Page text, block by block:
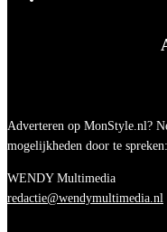
Adverteren op MonStyle.nl?
mogelijkheden door te spreken:
WENDY Multimedia
redactie@wendymultimedia.nl